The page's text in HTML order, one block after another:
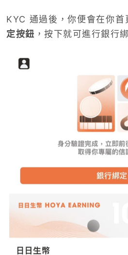
KYC 通過後，你便會在你首
定按鈕 ，按下就可進行銀行